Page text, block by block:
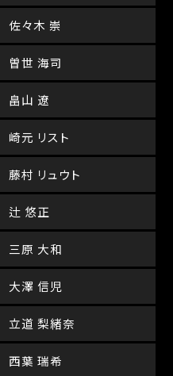
佐々木 崇
曽世 海司
畠山 遼
崎元 リスト
藤村 リュウト
辻 悠正
三原 大和
大澤 信児
立道 梨緒奈
西葉 瑞希